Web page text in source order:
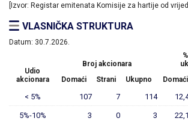
[Izvor: Registar emitenata Komisije za hartije od
VLASNIČKA STRUKTURA
Datum: 30.7.2026.
Udio
akcionara
Broj akcionara
Domaći
Strani Ukupno Domaći
< 5% 107 7 114
5%-10% 3 0 3